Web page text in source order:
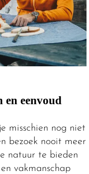
eenvoud
misschien nog niet
bezoek nooit meer
natuur te bieden
vakmanschap